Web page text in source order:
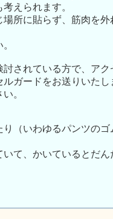
えられます。
所に貼らず、筋肉を
討されている方で、ア
ガードをお送りいた
。
（いわゆるパンツの
て、かいているとだ